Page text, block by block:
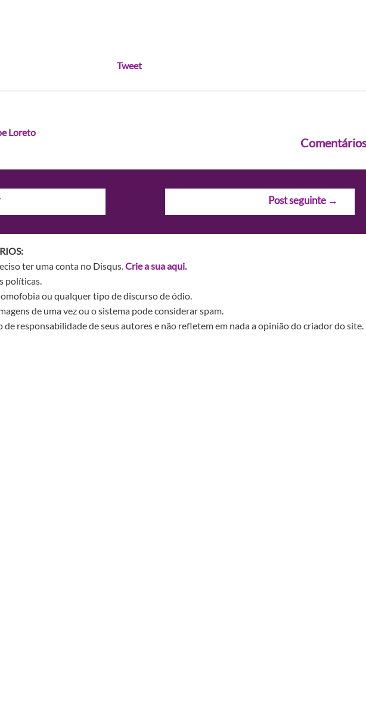
Tweet
Loreto
Post seguinte →
ter uma conta no Disqus. Crie a sua aqui.
políticas.
ou qualquer tipo de discurso de ódio.
de uma vez ou o sistema pode considerar spam.
de responsabilidade de seus autores e não refletem em nada a opinião do criador do site.